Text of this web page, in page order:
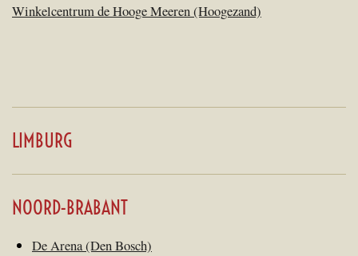
Winkelcentrum de Hooge Meeren (Hoogezand)
LIMBURG
NOORD-BRABANT
De Arena (Den Bosch)